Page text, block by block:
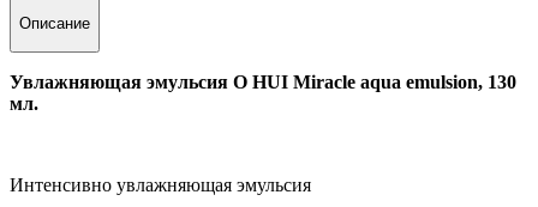
Описание
Увлажняющая эмульсия O HUI Miracle aqua emulsion, 130
мл.
Интенсивно увлажняющая эмульсия